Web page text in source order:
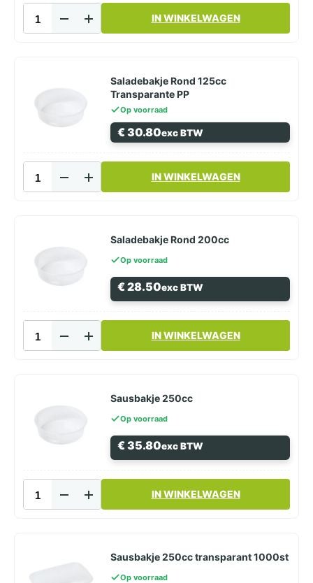
Rechthoekig
125cc
IN WINKELWAGEN
Saladebakje Rond 125cc
Transparante PP
Op voorraad
€30.80exc BTW
Rond
125cc
IN WINKELWAGEN
Saladebakje Rond 200cc
Op voorraad
€28.50exc BTW
Rond
200cc
IN WINKELWAGEN
Sausbakje 250cc
Op voorraad
€35.80exc BTW
250cc
aantal
IN WINKELWAGEN
Sausbakje 250cc transparant 1000st
Op voorraad